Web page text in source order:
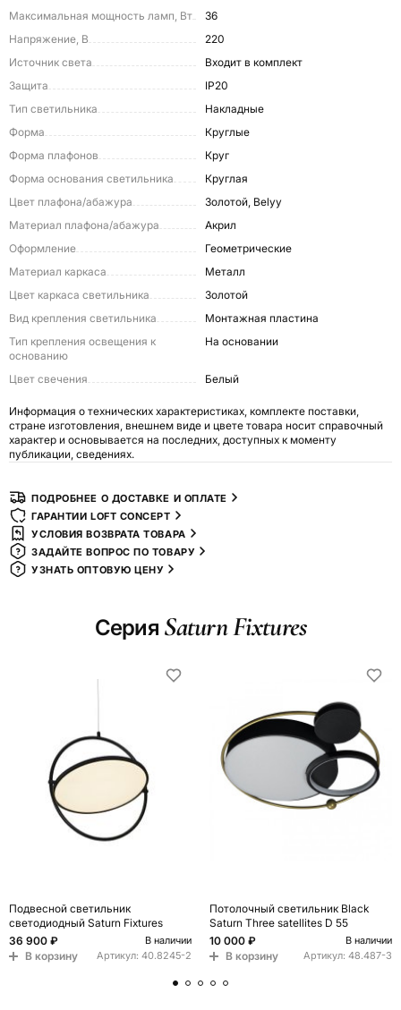
Максимальная мощность ламп, Вт
36
Напряжение, В
220
Источник света
входит в комплект
Защита
IP20
Тип светильника
Накладные
Форма
Круглые
Форма плафонов
Круг
Форма основания светильника
Круглая
Цвет плафона/абажура
Золотой, Belyy
Материал плафона/абажура
Акрил
Оформление
Геометрические
Материал каркаса
Металл
Цвет каркаса светильника
Золотой
Вид крепления светильника
Монтажная пластина
Тип крепления освещения к
основанию
На основании
Цвет свечения Белый
Информация о технических характеристиках, комплекте поставки,
стране изготовления, внешнем виде и цвете товара носит справочный
характер и основывается на последних, доступных к моменту
публикации, сведениях.
ПОДРОБНЕЕ О ДОСТАВКЕ И ОПЛАТЕ
ГАРАНТИИ LOFT CONCEPT
УСЛОВИЯ ВОЗВРАТА ТОВАРА
ЗАДАЙТЕ ВОПРОС ПО ТОВАРУ
УЗНАТЬ ОПТОВУЮ ЦЕНУ
Серия Saturn Fixtures
Подвесной светильник
светодиодный Saturn Fixtures
36 900 ₽
В наличии
В корзину Артикул: 40.8245-2
Потолочный светильник Black
Saturn Three satellites D 55
10 000 ₽
В наличии
В корзину Артикул: 48.487-3